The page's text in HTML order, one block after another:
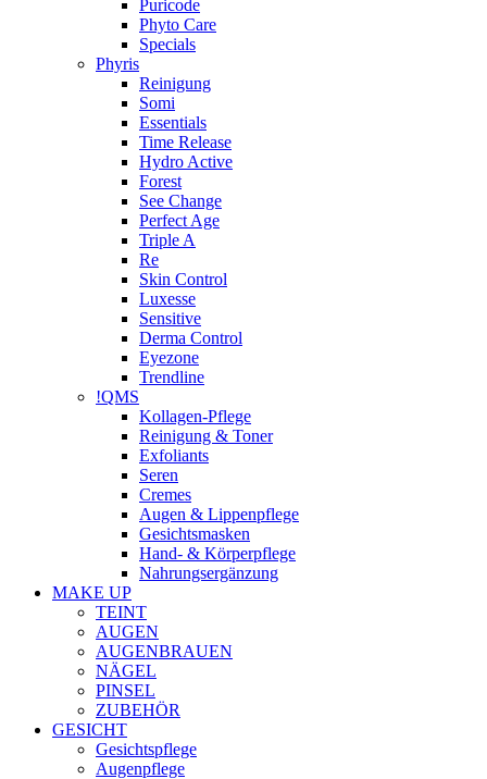
Puricode
Phyto Care
Specials
Phyris
Reinigung
Somi
Essentials
Time Release
Hydro Active
Forest
See Change
Perfect Age
Triple A
Re
Skin Control
Luxesse
Sensitive
Derma Control
Eyezone
Trendline
!QMS
Kollagen-Pflege
Reinigung & Toner
Exfoliants
Seren
Cremes
Augen & Lippenpflege
Gesichtsmasken
Hand- & Körperpflege
Nahrungsergänzung
MAKE UP
TEINT
AUGEN
AUGENBRAUEN
NÄGEL
PINSEL
ZUBEHÖR
GESICHT
Gesichtspflege
Augenpflege